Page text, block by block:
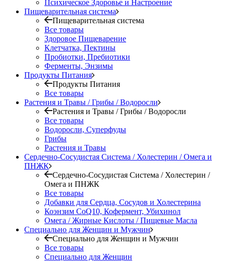
Психическое Здоровье и Настроение
Пищеварительная система
Пищеварительная система
Все товары
Здоровое Пищеварение
Клетчатка, Пектины
Пробиотки, Пребиотики
Ферменты, Энзимы
Продукты Питания
Продукты Питания
Все товары
Растения и Травы / Грибы / Водоросли
Растения и Травы / Грибы / Водоросли
Все товары
Водоросли, Суперфуды
Грибы
Растения и Травы
Сердечно-Сосудистая Система / Холестерин / Омега и
ПНЖК
Сердечно-Сосудистая Система / Холестерин /
Омега и ПНЖК
Все товары
Добавки для Сердца, Сосудов и Холестерина
Коэнзим CoQ10, Кофермент, Убихинол
Омега / Жирные Кислоты / Пищевые Масла
Специально для Женщин и Мужчин
Специально для Женщин и Мужчин
Все товары
Специально для Женщин